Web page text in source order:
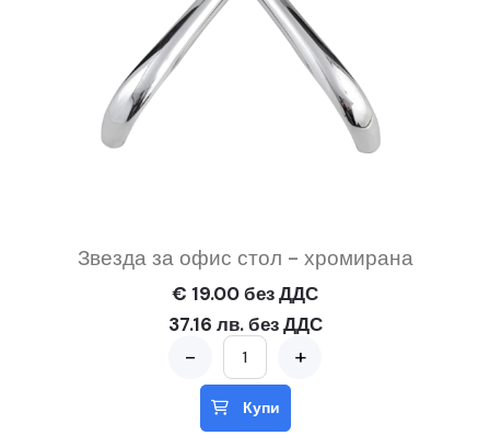
Звезда за офис стол - хромирана
€ 19.00 без ДДС
37.16 лв. без ДДС
- +
Купи